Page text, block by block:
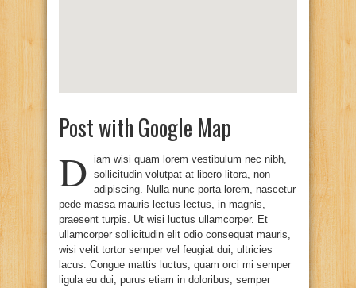
Post with Google Map
D iam wisi quam lorem vestibulum nec nibh,
sollicitudin volutpat at libero litora, non
adipiscing. Nulla nunc porta lorem, nascetur
pede massa mauris lectus lectus, in magnis,
praesent turpis. Ut wisi luctus ullamcorper. Et
ullamcorper sollicitudin elit odio consequat mauris,
wisi velit tortor semper vel feugiat dui, ultricies
lacus. Congue mattis luctus, quam orci mi semper
ligula eu dui, purus etiam in doloribus, semper